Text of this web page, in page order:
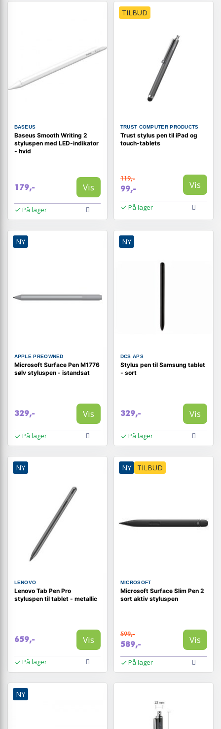
BASEUS
Baseus Smooth Writing 2
styluspen med LED-indikator
- hvid
179,- Vis
På lager
TILBUD
TRUST COMPUTER PRODUCTS
Trust stylus pen til iPad og
touch-tablets
119,-
99,- Vis
På lager
NY
APPLE PREOWNED
Microsoft Surface Pen M1776
sølv styluspen - istandsat
329,- Vis
På lager
NY
DCS APS
Stylus pen til Samsung tablet
- sort
329,- Vis
På lager
NY
LENOVO
Lenovo Tab Pen Pro
styluspen til tablet - metallic
659,- Vis
På lager
NY TILBUD
MICROSOFT
Microsoft Surface Slim Pen 2
sort aktiv styluspen
599,-
589,- Vis
På lager
NY